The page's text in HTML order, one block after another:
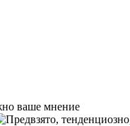
ваше мнение